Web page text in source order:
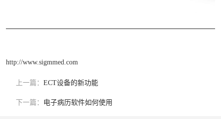
http://www.sigmmed.com
上一篇： ECT设备的新功能
下一篇： 电子病历软件如何使用